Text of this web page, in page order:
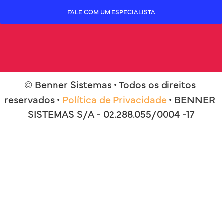
FALE COM UM ESPECIALISTA
© Benner Sistemas • Todos os direitos
reservados • Política de Privacidade • BENNER
SISTEMAS S/A - 02.288.055/0004 -17